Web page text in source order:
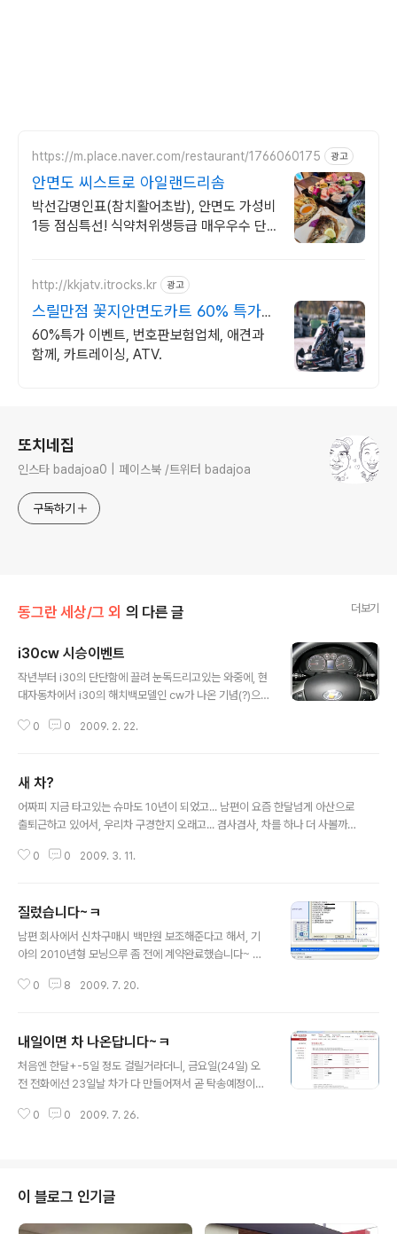
https://m.place.naver.com/restaurant/1766060175 광고
안면도 씨스트로 아일랜드리솜
박선갑명인표(참치활어초밥), 안면도 가성비
1등 점심특선! 식약처위생등급 매우우수 단
http://kkjatv.itrocks.kr 광고
스릴만점 꽃지안면도카트 60% 특가할
인 진행중!
60%특가 이벤트, 번호판보험업체, 애견과
함께, 카트레이싱, ATV.
또치네집
인스타 badajoa0 | 페이스북 /트위터 badajoa
구독하기
동그란 세상/그 외 의 다른 글 더보기
i30cw 시승이벤트
작년부터 i30의 단단함에 끌려 눈독드리고있는 와중에, 현
대자동차에서 i30의 해치백모델인 cw가 나온 기념(?)으
이되어서 2월 13일부터 일주일동안 타 볼 기회를 가졌다.
며 출퇴근을 했다. (주말은 남편이, 주중은 내가 운전을 해
보기로 한거라;;ㅋ) 시승차는 그래도 어느 정도 기름이 넣어
져있는데, 받고 보니 달릴수 있는 가능한 거리가 50~60키
때도 비슷한 수준으로 맞추려고, 50키로 불들어온 다음 1
0 0 2009. 2. 22.
새 차?
어짜피 지금 타고있는 슈마도 10년이 되었고... 남편이 요즘 한달넘게 아산으로
출퇴근하고 있어서, 우리차 구경한지 오래고... 겸사겸사, 차를 하나 더 사볼까
드는데 트렁크가 거의 없어 어쩌나~ 고민하던 중에 cw가 나왔다고 해서 솔찍
같은 차이지만, 계기판이 납량특집 같아서 ㄷㄷㄷ;;; 게다가 시계도 빨강이다;;;
세번째로 골프... 세번째로 적었지만, 사실... 마음속엔 첫번째로 자리잡았던 차
다. 가격을 600이나(?) 내려 3000만원이고, 리스로 할경우도 조건..
0 0 2009. 3. 11.
질렀습니다~ㅋ
남편 회사에서 신차구매시 백만원 보조해준다고 해서, 기
아의 2010년형 모닝으루 좀 전에 계약완료했습니다~ 호
광펜색? ㅎㅎㅎㅎㅎ) 기아자동차로 계약금 보내고 나니, 바
0년전 슈마살때 풀옵션이 1210만원쯤이었는데, 모닝은
경차인데도 1250만원이군요;;;; 배기량으로 봐선 다운그
레이드고, 가격으로 봐선 업그레이드~ ㅡㅡ;;;;;;
0 8 2009. 7. 20.
내일이면 차 나온답니다~ㅋ
처음엔 한달+-5일 정도 걸릴거라더니, 금요일(24일) 오
전 전화에선 23일날 차가 다 만들어져서 곧 탁송예정이시
작스런 연락이라, 토요일은 이미 다른 일정이 있어서 못 받
어놨다가, 출장서 돌아오시면 나머지 비닐개봉식(?)을 하
시기로... ㅋㅋㅋ 예상보다 훨씬 빨리 나온거라 얼떨떨하지
만... 누군가가 힘(빽?)을 써 주신것이든, 누군가가 계약했
0 0 2009. 7. 26.
이 블로그 인기글